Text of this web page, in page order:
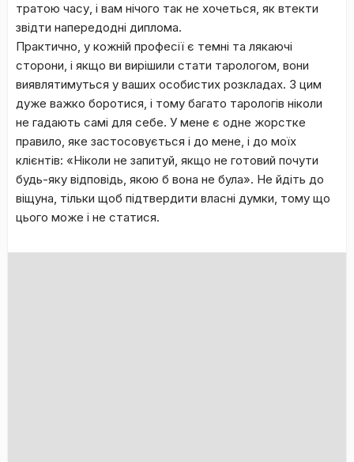
тратою часу, і вам нічого так не хочеться, як втекти
звідти напередодні диплома.
Практично, у кожній професії є темні та лякаючі
сторони, і якщо ви вирішили стати тарологом, вони
виявлятимуться у ваших особистих розкладах. З цим
дуже важко боротися, і тому багато тарологів ніколи
не гадають самі для себе. У мене є одне жорстке
правило, яке застосовується і до мене, і до моїх
клієнтів: «Ніколи не запитуй, якщо не готовий почути
будь-яку відповідь, якою б вона не була». Не йдіть до
віщуна, тільки щоб підтвердити власні думки, тому що
цього може і не статися.